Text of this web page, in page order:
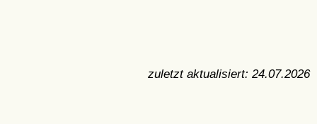
zuletzt aktualisiert: 24.07.2026